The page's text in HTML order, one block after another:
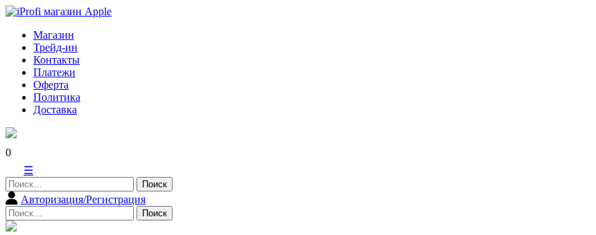
Skip
contentМагазин
Трейд-ин
Контакты
Платежи
Оферта
Политика
Доставка
0
☰
Найти:
Авторизация/Регистрация
Найти: